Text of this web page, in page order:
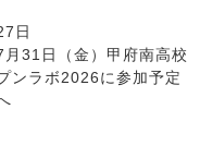
日
月31日（金）甲府南高校
ンラボ2026に参加予定